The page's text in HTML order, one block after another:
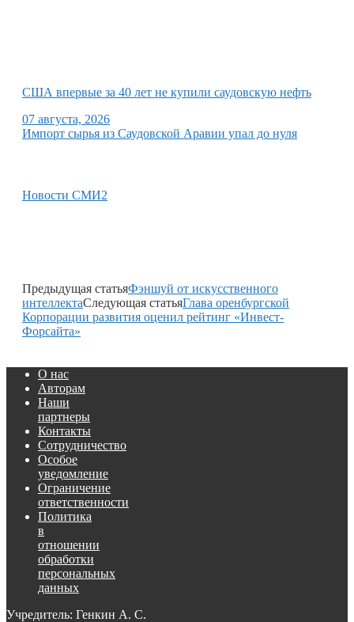
США впервые за 40 лет не купили саудовскую нефть
07 августа, 2026
Импорт сырья из Саудовской Аравии упал до нуля
Новости СМИ2
Предыдущая статьяФэншуй от искусственного
интеллектаСледующая статьяГлава оренбургской
Корпорации развития оценил рейтинг «Инвест-
Форсайта»
О нас
Авторам
Наши
партнеры
Контакты
Сотрудничество
Особое
уведомление
Ограничение
ответственности
Политика
в
отношении
обработки
персональных
данных
Учредитель: Генкин А. С.